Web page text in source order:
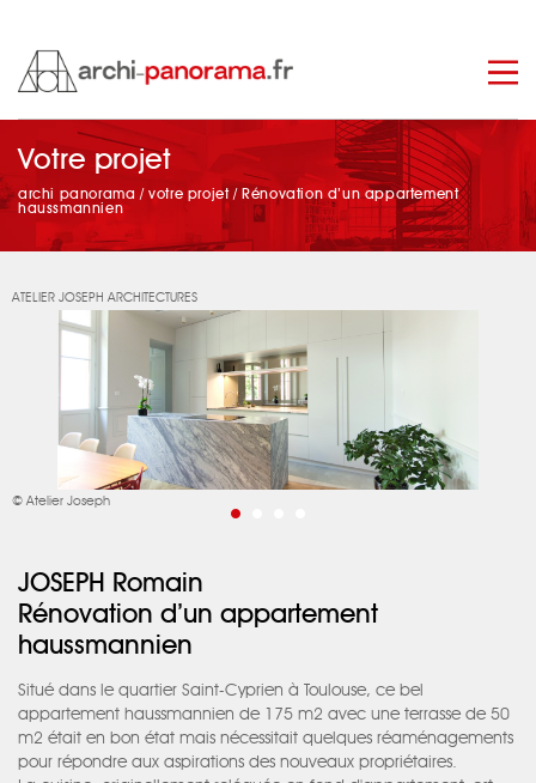
manage_search
Votre projet
archi panorama /votre projet / Rénovation d’un appartement
haussmannien
ATELIER JOSEPH ARCHITECTURES
© Atelier Joseph
JOSEPH Romain
Rénovation d’un appartement
haussmannien
Situé dans le quartier Saint-Cyprien à Toulouse, ce bel
appartement haussmannien de 175 m2 avec une terrasse de 50
m2 était en bon état mais nécessitait quelques réaménagements
pour répondre aux aspirations des nouveaux propriétaires.